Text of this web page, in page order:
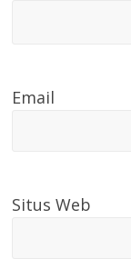
Email
Situs Web